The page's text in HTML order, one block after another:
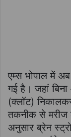
एम्स भोपाल में
गई है। जहां
(क्लॉट)
तकनीक से मरीज
अनुसार ब्रेन